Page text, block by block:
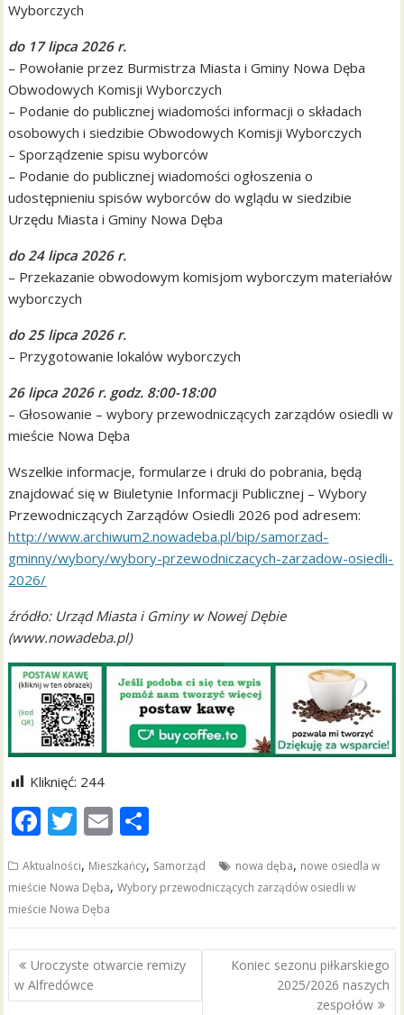
Wyborczych
do 17 lipca 2026 r.
– Powołanie przez Burmistrza Miasta i Gminy Nowa Dęba
Obwodowych Komisji Wyborczych
– Podanie do publicznej wiadomości informacji o składach
osobowych i siedzibie Obwodowych Komisji Wyborczych
– Sporządzenie spisu wyborców
– Podanie do publicznej wiadomości ogłoszenia o
udostępnieniu spisów wyborców do wglądu w siedzibie
Urzędu Miasta i Gminy Nowa Dęba
do 24 lipca 2026 r.
– Przekazanie obwodowym komisjom wyborczym materiałów
wyborczych
do 25 lipca 2026 r.
– Przygotowanie lokalów wyborczych
26 lipca 2026 r. godz. 8:00-18:00
– Głosowanie – wybory przewodniczących zarządów osiedli w
mieście Nowa Dęba
Wszelkie informacje, formularze i druki do pobrania, będą
znajdować się w Biuletynie Informacji Publicznej – Wybory
Przewodniczących Zarządów Osiedli 2026 pod adresem:
http://www.archiwum2.nowadeba.pl/bip/samorzad-
gminny/wybory/wybory-przewodniczacych-zarzadow-osiedli-
2026/
źródło: Urząd Miasta i Gminy w Nowej Dębie
(www.nowadeba.pl)
Kliknięć: 244
F
e
b
o
o
k
T
itt
er
E
ai ar
e
Aktualności, Mieszkańcy, Samorząd nowa dęba, nowe osiedla w
mieście Nowa Dęba,Wybory przewodniczących zarządów osiedli w
mieście Nowa Dęba
Nawigacja
wpisu
Uroczyste otwarcie remizy
w Alfredówce
Koniec sezonu piłkarskiego
2025/2026 naszych
zespołów